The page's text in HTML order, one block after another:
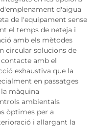
d'aigua
de l'equipament sense
el temps de neteja i
amb els mètodes
circular solucions de
amb el
exhaustiva que la
en passatges
màquina
ambientals
òptimes per a
i allargant la